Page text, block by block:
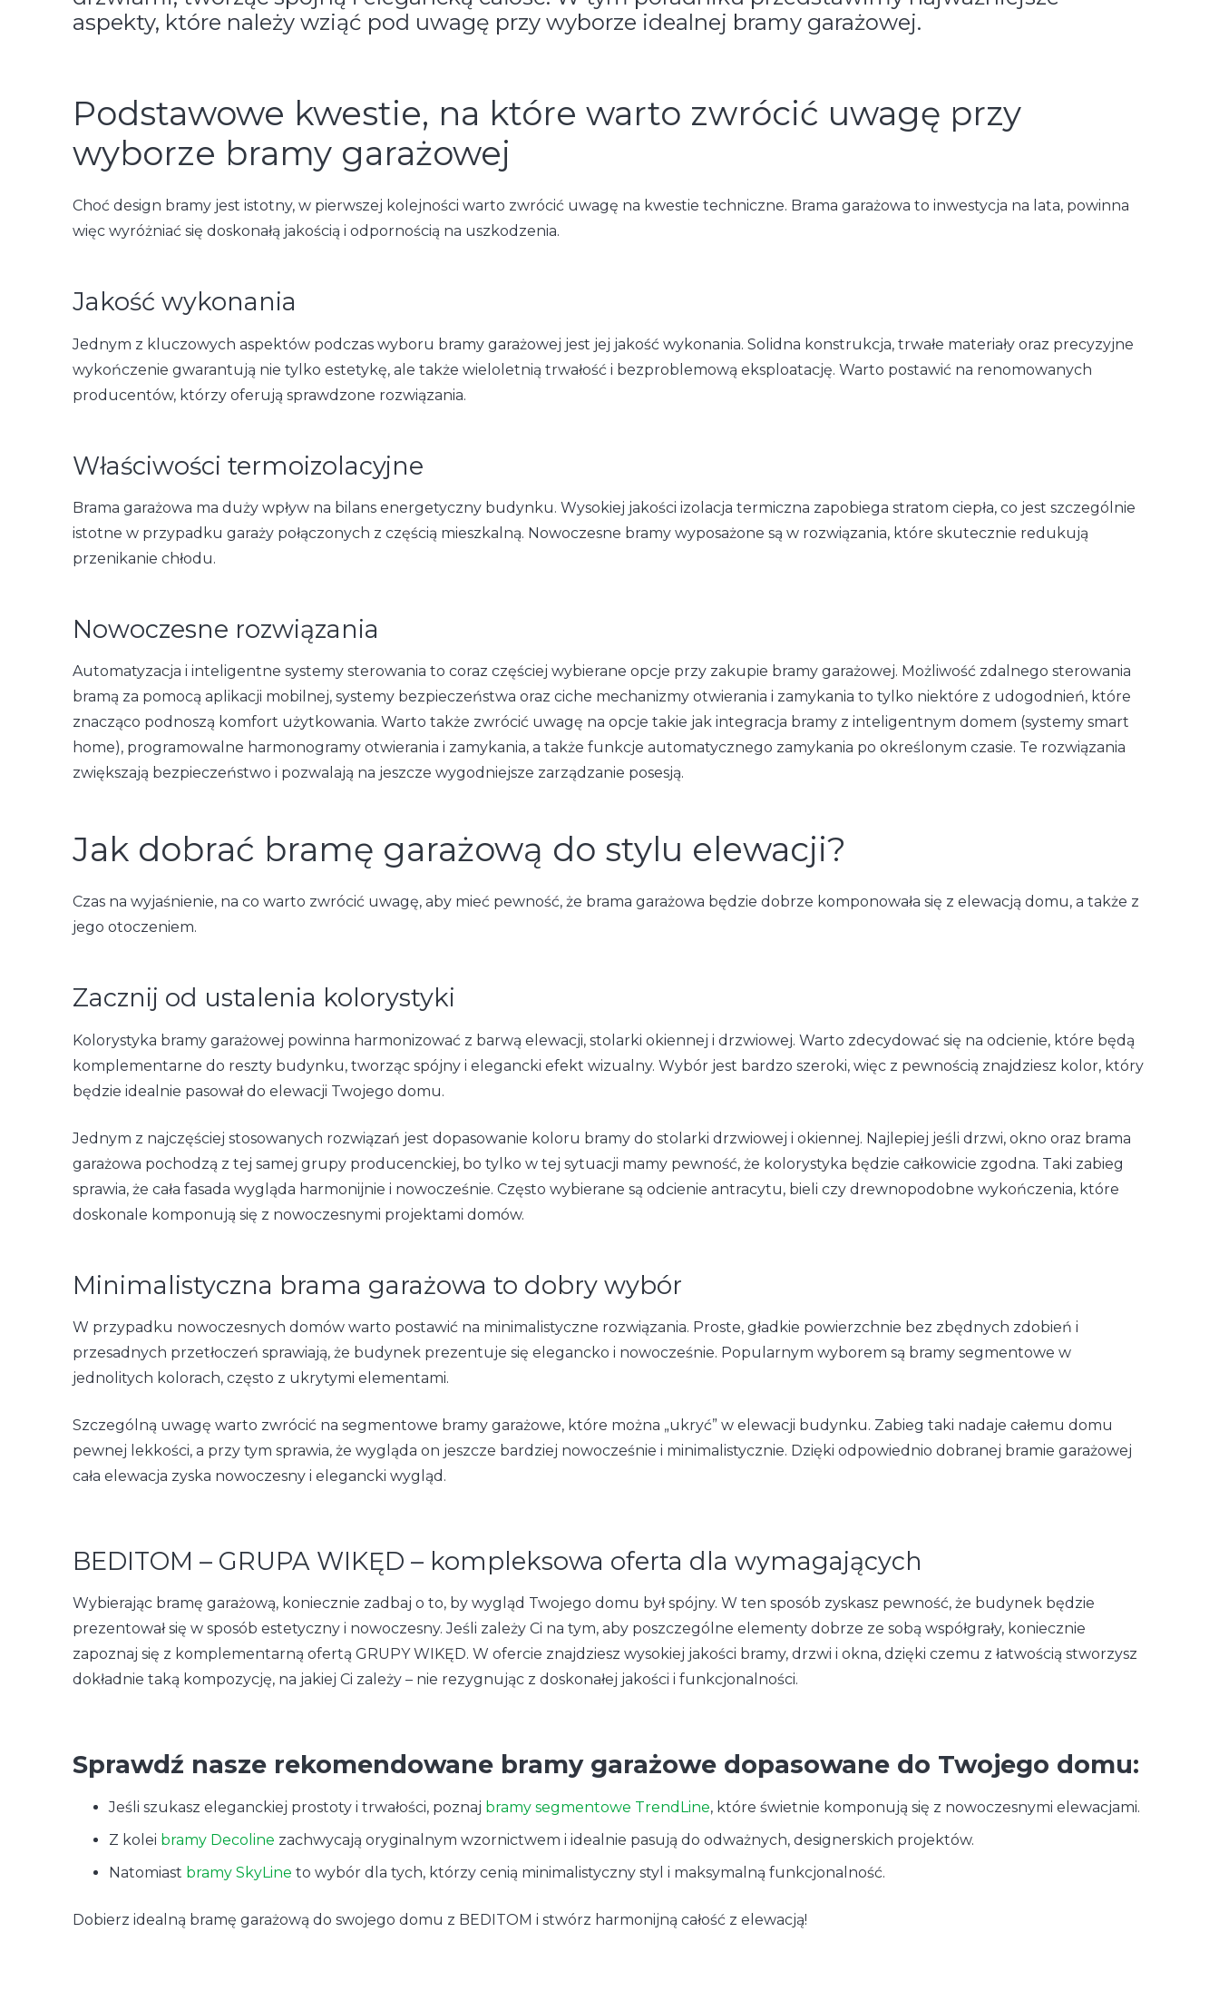
aspekty, które należy wziąć pod uwagę przy wyborze idealnej bramy garażowej.
Podstawowe kwestie, na które warto zwrócić uwagę przy
wyborze bramy garażowej
Choć design bramy jest istotny, w pierwszej kolejności warto zwrócić uwagę na kwestie techniczne. Brama garażowa to inwestycja na lata, powinna
więc wyróżniać się doskonałą jakością i odpornością na uszkodzenia.
Jakość wykonania
Jednym z kluczowych aspektów podczas wyboru bramy garażowej jest jej jakość wykonania. Solidna konstrukcja, trwałe materiały oraz precyzyjne
wykończenie gwarantują nie tylko estetykę, ale także wieloletnią trwałość i bezproblemową eksploatację. Warto postawić na renomowanych
producentów, którzy oferują sprawdzone rozwiązania.
Właściwości termoizolacyjne
Brama garażowa ma duży wpływ na bilans energetyczny budynku. Wysokiej jakości izolacja termiczna zapobiega stratom ciepła, co jest szczególnie
istotne w przypadku garaży połączonych z częścią mieszkalną. Nowoczesne bramy wyposażone są w rozwiązania, które skutecznie redukują
przenikanie chłodu.
Nowoczesne rozwiązania
Automatyzacja i inteligentne systemy sterowania to coraz częściej wybierane opcje przy zakupie bramy garażowej. Możliwość zdalnego sterowania
bramą za pomocą aplikacji mobilnej, systemy bezpieczeństwa oraz ciche mechanizmy otwierania i zamykania to tylko niektóre z udogodnień, które
znacząco podnoszą komfort użytkowania. Warto także zwrócić uwagę na opcje takie jak integracja bramy z inteligentnym domem (systemy smart
home), programowalne harmonogramy otwierania i zamykania, a także funkcje automatycznego zamykania po określonym czasie. Te rozwiązania
zwiększają bezpieczeństwo i pozwalają na jeszcze wygodniejsze zarządzanie posesją.
Jak dobrać bramę garażową do stylu elewacji?
Czas na wyjaśnienie, na co warto zwrócić uwagę, aby mieć pewność, że brama garażowa będzie dobrze komponowała się z elewacją domu, a także z
jego otoczeniem.
Zacznij od ustalenia kolorystyki
Kolorystyka bramy garażowej powinna harmonizować z barwą elewacji, stolarki okiennej i drzwiowej. Warto zdecydować się na odcienie, które będą
komplementarne do reszty budynku, tworząc spójny i elegancki efekt wizualny. Wybór jest bardzo szeroki, więc z pewnością znajdziesz kolor, który
będzie idealnie pasował do elewacji Twojego domu.
Jednym z najczęściej stosowanych rozwiązań jest dopasowanie koloru bramy do stolarki drzwiowej i okiennej. Najlepiej jeśli drzwi, okno oraz brama
garażowa pochodzą z tej samej grupy producenckiej, bo tylko w tej sytuacji mamy pewność, że kolorystyka będzie całkowicie zgodna. Taki zabieg
sprawia, że cała fasada wygląda harmonijnie i nowocześnie. Często wybierane są odcienie antracytu, bieli czy drewnopodobne wykończenia, które
doskonale komponują się z nowoczesnymi projektami domów.
Minimalistyczna brama garażowa to dobry wybór
W przypadku nowoczesnych domów warto postawić na minimalistyczne rozwiązania. Proste, gładkie powierzchnie bez zbędnych zdobień i
przesadnych przetłoczeń sprawiają, że budynek prezentuje się elegancko i nowocześnie. Popularnym wyborem są bramy segmentowe w
jednolitych kolorach, często z ukrytymi elementami.
Szczególną uwagę warto zwrócić na segmentowe bramy garażowe, które można „ukryć” w elewacji budynku. Zabieg taki nadaje całemu domu
pewnej lekkości, a przy tym sprawia, że wygląda on jeszcze bardziej nowocześnie i minimalistycznie. Dzięki odpowiednio dobranej bramie garażowej
cała elewacja zyska nowoczesny i elegancki wygląd.
BEDITOM – GRUPA WIKĘD – kompleksowa oferta dla wymagających
Wybierając bramę garażową, koniecznie zadbaj o to, by wygląd Twojego domu był spójny. W ten sposób zyskasz pewność, że budynek będzie
prezentował się w sposób estetyczny i nowoczesny. Jeśli zależy Ci na tym, aby poszczególne elementy dobrze ze sobą współgrały, koniecznie
zapoznaj się z komplementarną ofertą GRUPY WIKĘD. W ofercie znajdziesz wysokiej jakości bramy, drzwi i okna, dzięki czemu z łatwością stworzysz
dokładnie taką kompozycję, na jakiej Ci zależy – nie rezygnując z doskonałej jakości i funkcjonalności.
Sprawdź nasze rekomendowane bramy garażowe dopasowane do Twojego domu:
Jeśli szukasz eleganckiej prostoty i trwałości, poznaj bramy segmentowe TrendLine, które świetnie komponują się z nowoczesnymi elewacjami.
Z kolei bramy Decoline zachwycają oryginalnym wzornictwem i idealnie pasują do odważnych, designerskich projektów.
Natomiast bramy SkyLine to wybór dla tych, którzy cenią minimalistyczny styl i maksymalną funkcjonalność.
Dobierz idealną bramę garażową do swojego domu z BEDITOM i stwórz harmonijną całość z elewacją!